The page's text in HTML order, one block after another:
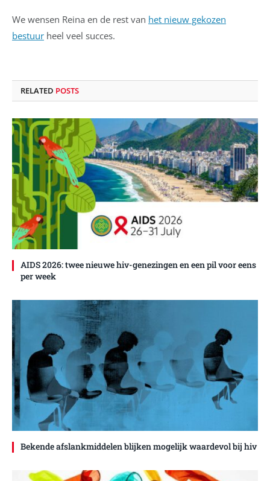
We wensen Reina en de rest van het nieuw gekozen
bestuur heel veel succes.
RELATED POSTS
AIDS 2026: twee nieuwe hiv-genezingen en een pil voor eens
per week
Bekende afslankmiddelen blijken mogelijk waardevol bij hiv